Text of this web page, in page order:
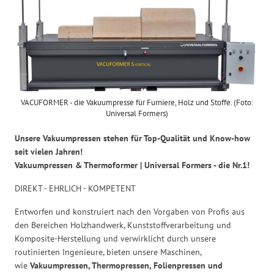
VACUFORMER - die Vakuumpresse für Furniere, Holz und Stoffe. (Foto:
Universal Formers)
Unsere Vakuumpressen stehen für Top-Qualität und Know-how
seit vielen Jahren!
Vakuumpressen & Thermoformer | Universal Formers - die Nr.1!
DIREKT - EHRLICH - KOMPETENT
Entworfen und konstruiert nach den Vorgaben von Profis aus
den Bereichen Holzhandwerk, Kunststoffverarbeitung und
Komposite-Herstellung und verwirklicht durch unsere
routinierten Ingenieure, bieten unsere Maschinen,
wieVakuumpressen, Thermopressen, Folienpressen und